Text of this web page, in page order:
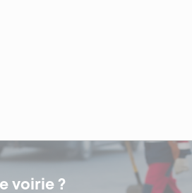
voirie ?